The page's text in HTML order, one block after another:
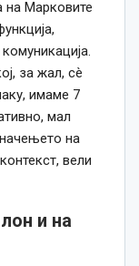
на Марковите
за жал, сè
имаме 7
мал
на
вели
и на